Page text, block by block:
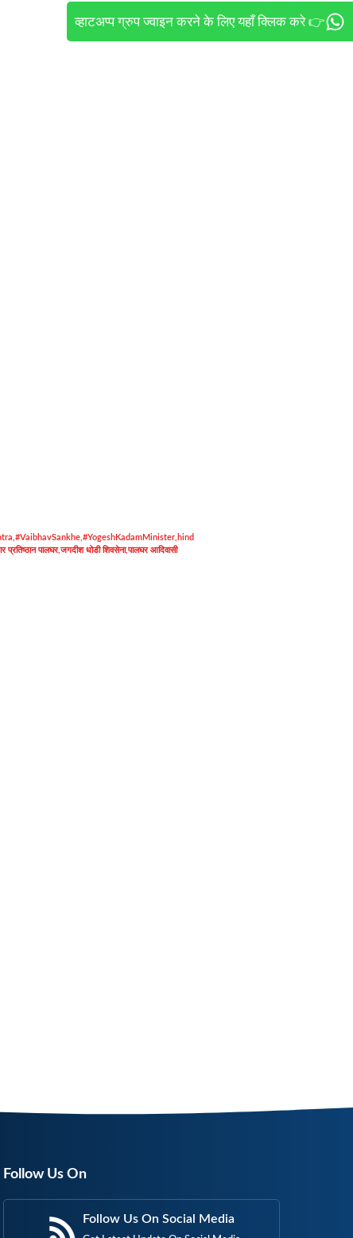
व्हाटअप्प ग्रुप ज्वाइन करने के लिए यहाँ क्लिक करे 👉
#VaibhavSankhe #YogeshKadamMinister hind
प्रतिष्ठान पालघर,जगदीश धोडी शिवसेना,पालघर आदिवासी
Follow Us On
Follow Us On Social Media